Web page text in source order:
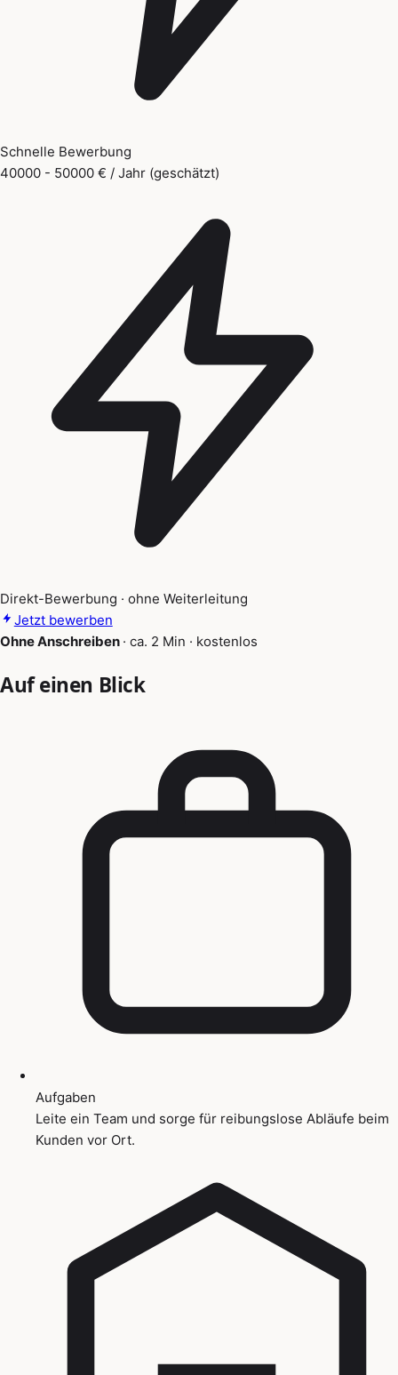
Schnelle Bewerbung
40000 - 50000 € / Jahr (geschätzt)
Direkt-Bewerbung · ohne Weiterleitung
Jetzt bewerben
Ohne Anschreiben · ca. 2 Min · kostenlos
Auf einen Blick
Aufgaben
Leite ein Team und sorge für reibungslose Abläufe beim
Kunden vor Ort.